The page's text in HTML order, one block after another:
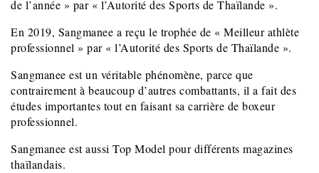
de l’année » par « l’Autorité des Sports de Thaïlande ».
En 2019, Sangmanee a reçu le trophée de « Meilleur athlète
professionnel » par « l’Autorité des Sports de Thaïlande ».
Sangmanee est un véritable phénomène, parce que
contrairement à beaucoup d’autres combattants, il a fait des
études importantes tout en faisant sa carrière de boxeur
professionnel.
Sangmanee est aussi Top Model pour différents magazines
thaïlandais.